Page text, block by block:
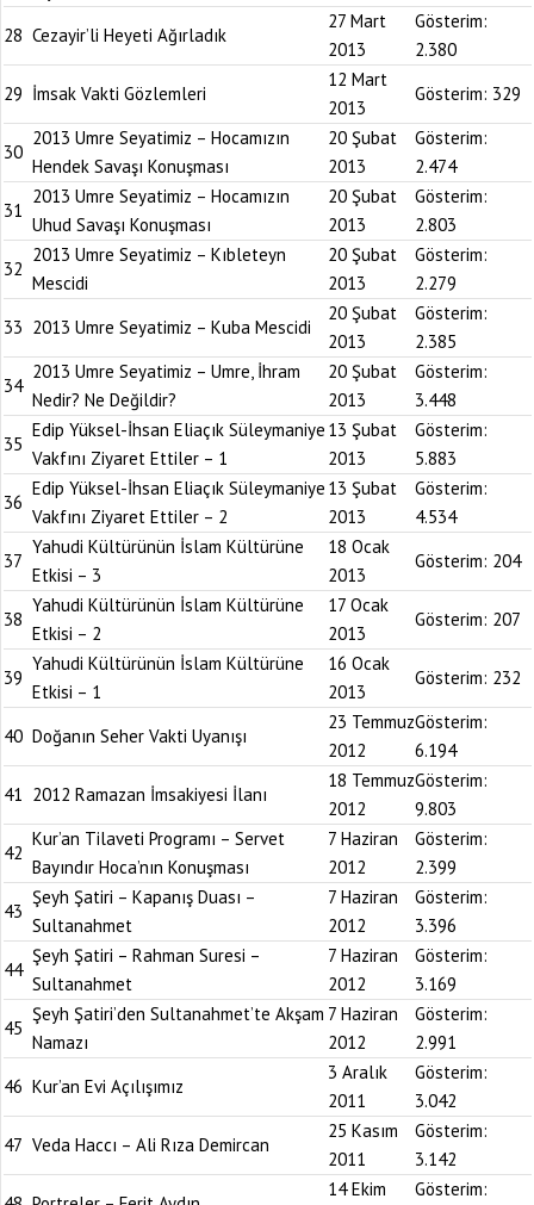
28 Cezayir’li Heyeti Ağırladık
27 Mart
2013
Gösterim:
2.380
29 İmsak Vakti Gözlemleri
12 Mart
2013
Gösterim: 329
30
2013 Umre Seyatimiz – Hocamızın
Hendek Savaşı Konuşması
20 Şubat
2013
Gösterim:
2.474
31
2013 Umre Seyatimiz – Hocamızın
Uhud Savaşı Konuşması
20 Şubat
2013
Gösterim:
2.803
32
2013 Umre Seyatimiz – Kıbleteyn
Mescidi
20 Şubat
2013
Gösterim:
2.279
33 2013 Umre Seyatimiz – Kuba Mescidi
20 Şubat
2013
Gösterim:
2.385
34
2013 Umre Seyatimiz – Umre, İhram
Nedir? Ne Değildir?
20 Şubat
2013
Gösterim:
3.448
35
Edip Yüksel-İhsan Eliaçık Süleymaniye
Vakfını Ziyaret Ettiler – 1
13 Şubat
2013
Gösterim:
5.883
36
Edip Yüksel-İhsan Eliaçık Süleymaniye
Vakfını Ziyaret Ettiler – 2
13 Şubat
2013
Gösterim:
4.534
37
Yahudi Kültürünün İslam Kültürüne
Etkisi – 3
18 Ocak
2013
Gösterim: 204
38
Yahudi Kültürünün İslam Kültürüne
Etkisi – 2
17 Ocak
2013
Gösterim: 207
39
Yahudi Kültürünün İslam Kültürüne
Etkisi – 1
16 Ocak
2013
Gösterim: 232
40 Doğanın Seher Vakti Uyanışı
23 Temmuz
2012
Gösterim:
6.194
41 2012 Ramazan İmsakiyesi İlanı
18 Temmuz
2012
Gösterim:
9.803
42
Kur’an Tilaveti Programı – Servet
Bayındır Hoca’nın Konuşması
7 Haziran
2012
Gösterim:
2.399
43
Şeyh Şatiri – Kapanış Duası –
Sultanahmet
7 Haziran
2012
Gösterim:
3.396
44
Şeyh Şatiri – Rahman Suresi –
Sultanahmet
7 Haziran
2012
Gösterim:
3.169
45
Şeyh Şatiri’den Sultanahmet’te Akşam
Namazı
7 Haziran
2012
Gösterim:
2.991
46 Kur’an Evi Açılışımız
3 Aralık
2011
Gösterim:
3.042
47 Veda Haccı – Ali Rıza Demircan
25 Kasım
2011
Gösterim:
3.142
14 Ekim
Gösterim: